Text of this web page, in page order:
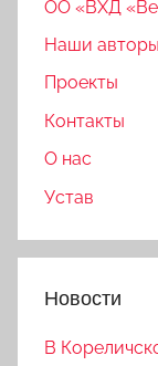
ОО «ВХД
Наши авторы
Проекты
Контакты
О нас
Устав
Новости
В